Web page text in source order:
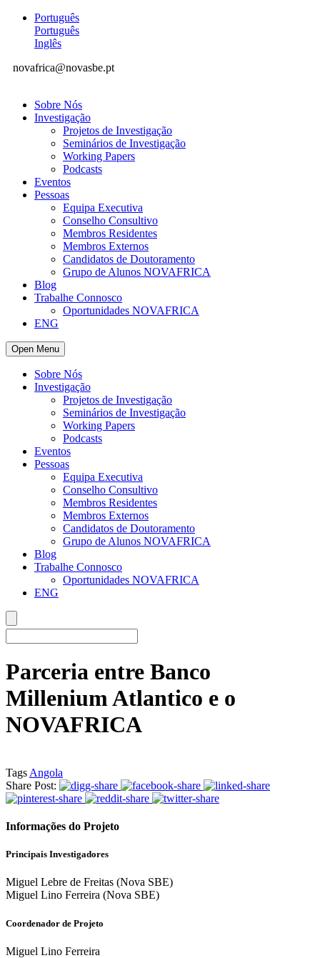
Português
Português
Inglês
novafrica@novasbe.pt
Sobre Nós
Investigação
Projetos de Investigação
Seminários de Investigação
Working Papers
Podcasts
Eventos
Pessoas
Equipa Executiva
Conselho Consultivo
Membros Residentes
Membros Externos
Candidatos de Doutoramento
Grupo de Alunos NOVAFRICA
Blog
Trabalhe Connosco
Oportunidades NOVAFRICA
ENG
Open Menu
Sobre Nós
Investigação
Projetos de Investigação
Seminários de Investigação
Working Papers
Podcasts
Eventos
Pessoas
Equipa Executiva
Conselho Consultivo
Membros Residentes
Membros Externos
Candidatos de Doutoramento
Grupo de Alunos NOVAFRICA
Blog
Trabalhe Connosco
Oportunidades NOVAFRICA
ENG
Parceria entre Banco
Millenium Atlantico e o
NOVAFRICA
Tags Angola
Share Post:
Informações do Projeto
Principais Investigadores
Miguel Lebre de Freitas (Nova SBE)
Miguel Lino Ferreira (Nova SBE)
Coordenador de Projeto
Miguel Lino Ferreira